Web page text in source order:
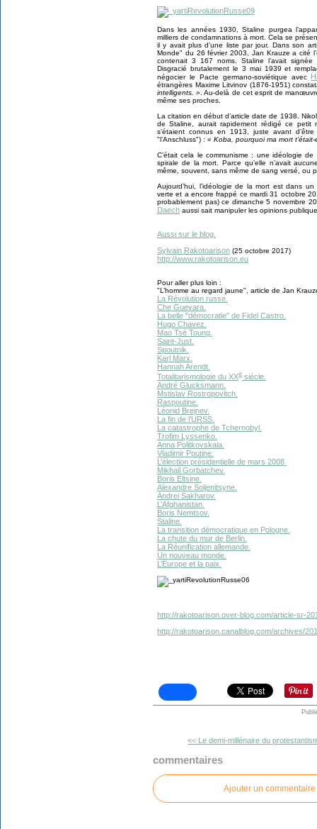
Dans les années 1930, Staline purgea
milliers de condamnations à mort. Cela se
il y avait plus d’une liste par jour. Dans son
Monde" du 26 février 2003, Jan Krauze a cité
contenait 3 167 noms. Staline l’avait
Disgracié brutalement le 3 mai 1939 et
négocier le Pacte germano-soviétique avec
étrangères Maxime Litvinov (1876-1951)
intelligents. » . Au-delà de cet esprit de
même ses proches.
La citation en début d’article date de 1938.
de Staline, aurait rapidement rédigé ce
s’étaient connus en 1913, juste avant
"l’Anschluss") : « Koba, pourquoi ma mort
C’était cela le communisme : une idéologie
spirale de la mort. Parce qu’elle n’avait
même, souvent, sans même de sang versé, ou
Aujourd’hui, l’idéologie de la mort est dans
verte et a encore frappé ce mardi 31 octobre
probablement pas) ce dimanche 5 novembre
Daech aussi sait manipuler les opinions
Aussi sur le blog.
Sylvain Rakotoarison (25 octobre 2017)
http://www.rakotoarison.eu
Pour aller plus loin :
"L’homme au regard jaune", article de Jan
La Révolution russe.
Che Guevara.
La belle "démocratie" de Fidel Castro.
Hugo Chavez.
Mao Tsé Toung.
Saint-Just.
Spoutnik.
Karl Marx.
Hannah Arendt.
Totalitarismologie du XXe siècle.
André Glucksmann.
Mstislav Rostropovitch.
Raspoutine.
Léonid Brejnev.
La fin de l’URSS.
La catastrophe de Tchernobyl.
Trofim Lyssenko.
Anna Politkovskaia.
Vladimir Poutine.
L’élection présidentielle de mars 2008.
Mikhail Gorbatchev.
Boris Eltsine.
Alexandre Soljenitsyne.
Andrei Sakharov.
L’Afghanistan.
Boris Nemtsov.
Staline.
La transition démocratique en Pologne.
La chute du mur de Berlin.
La Réunification allemande.
Un nouveau monde.
L’Europe et la paix.
http://rakotoarison.over-blog.com/article-sr-
http://rakotoarison.canalblog.com/archives/
<< Le demi-millénaire du
commentaires
Ajouter un commentaire